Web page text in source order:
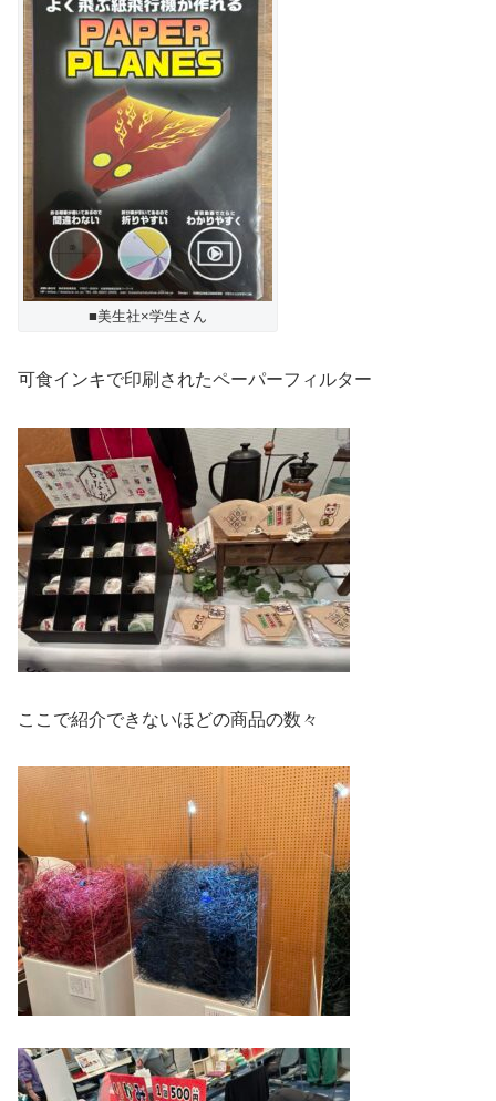
■美生社×学生さん
可食インキで印刷されたペーパーフィルター
ここで紹介できないほどの商品の数々